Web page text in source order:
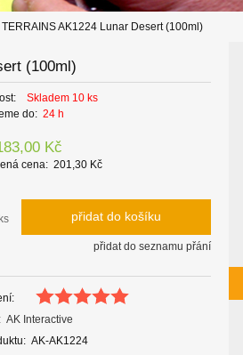
AK1224 Lunar Desert (100ml)
(100ml)
Skladem 10 ks
do: 24 h
Kč
cena: 201,30 Kč
přidat do košíku
přidat do seznamu přání
AK Interactive
AK-AK1224